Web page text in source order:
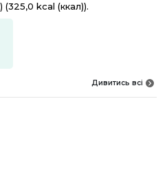
kcal (ккал)).
Дивитись всі